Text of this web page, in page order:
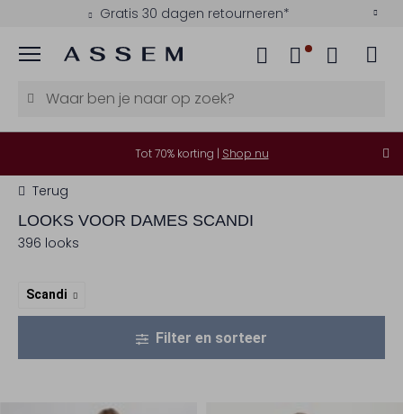
Betaal achteraf met Klarna
Menu
Tot 70% korting | Shop nu
Terug
LOOKS VOOR DAMES SCANDI
396 looks
Scandi
Filter en sorteer